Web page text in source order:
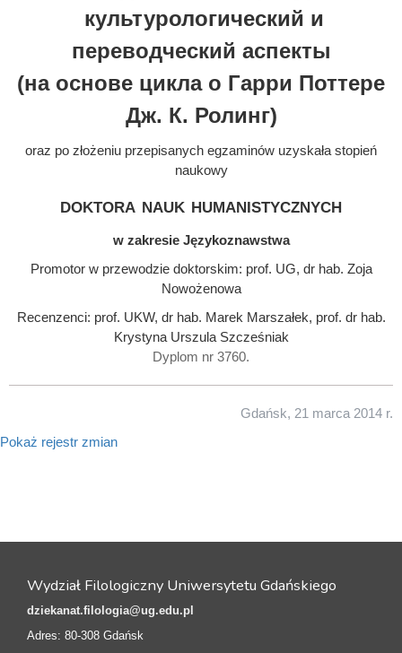
культурологический и
переводческий аспекты
(на основе цикла о Гарри Поттере
Дж. К. Ролинг)
oraz po złożeniu przepisanych egzaminów uzyskała stopień
naukowy
doktora nauk humanistycznych
w zakresie Językoznawstwa
Promotor w przewodzie doktorskim: prof. UG, dr hab. Zoja
Nowożenowa
Recenzenci: prof. UKW, dr hab. Marek Marszałek, prof. dr hab.
Krystyna Urszula Szcześniak
Dyplom nr 3760.
Gdańsk, 21 marca 2014 r.
Pokaż rejestr zmian
Wydział Filologiczny Uniwersytetu Gdańskiego
dziekanat.filologia@ug.edu.pl
Adres: 80-308 Gdańsk